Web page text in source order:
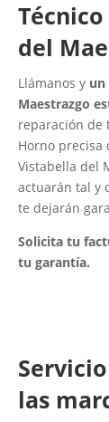
del
Llámanos y un
Maestrazgo
reparación de
Horno precisa
Vistabella del
actuarán tal y
te dejarán
Solicita tu
tu garantía.
las